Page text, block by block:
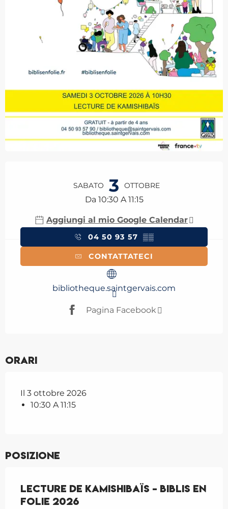
SABATO 3 OTTOBRE
Da 10:30 A 11:15
Aggiungi al mio Google Calendar
04 50 93 57 ▒▒
CONTATTATECI
bibliotheque.saintgervais.com
Pagina Facebook
Orari
Il 3 ottobre 2026
10:30 A 11:15
Posizione
Lecture de Kamishibaïs - Biblis en
folie 2026